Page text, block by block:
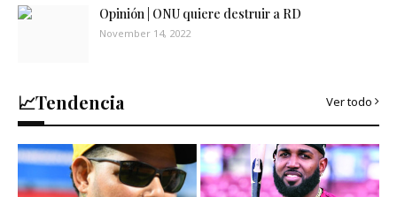
Opinión | ONU quiere destruir a RD
November 14, 2022
📈Tendencia Ver todo